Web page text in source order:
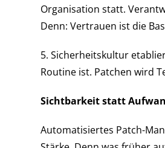
Organisation statt.
Denn: Vertrauen ist die
5. Sicherheitskultur
Routine ist. Patchen wird
Sichtbarkeit statt
Automatisiertes Patch-